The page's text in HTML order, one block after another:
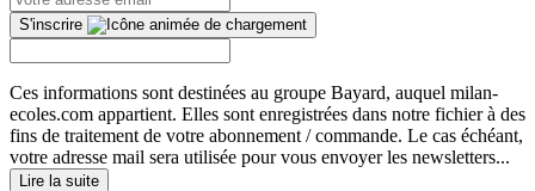
S'inscrire
Ces informations sont destinées au groupe Bayard, auquel milan-
ecoles.com appartient. Elles sont enregistrées dans notre fichier à des
fins de traitement de votre abonnement / commande. Le cas échéant,
votre adresse mail sera utilisée pour vous envoyer les newsletters...
Lire la suite